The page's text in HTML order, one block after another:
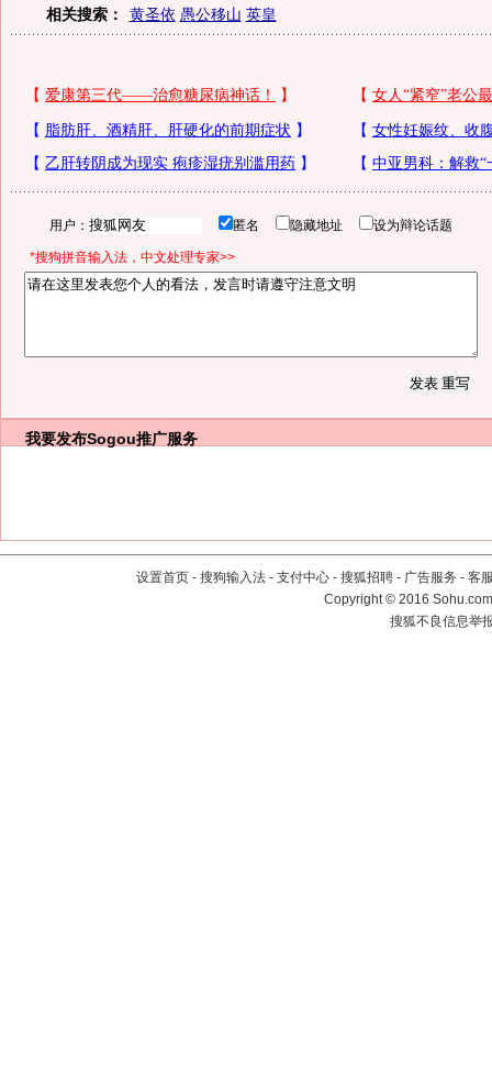
相关搜索： 黄圣依 愚公移山 英皇
用户： 匿名 隐藏地址 设为辩论话题
*搜狗拼音输入法，中文处理专家>>
我要发布Sogou推广服务
设置首页 - 搜狗输入法 - 支付中心 - 搜狐招聘 - 广告服务 - 客
Copyright©2016
搜狐不良信息举